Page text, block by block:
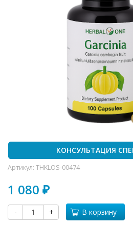
КОНСУЛЬТАЦИЯ
Артикул: THKLOS-00474
1 080 ₽
- + В корзину